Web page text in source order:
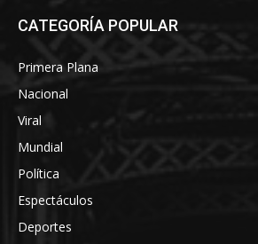
CATEGORÍA POPULAR
Primera Plana
Nacional
Viral
Mundial
Política
Espectáculos
Deportes